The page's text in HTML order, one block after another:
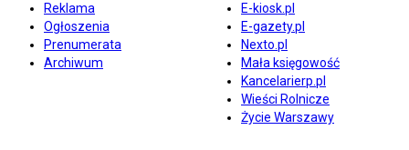
Reklama
Ogłoszenia
Prenumerata
Archiwum
E-kiosk.pl
E-gazety.pl
Nexto.pl
Mała księgowość
Kancelarierp.pl
Wieści Rolnicze
Życie Warszawy